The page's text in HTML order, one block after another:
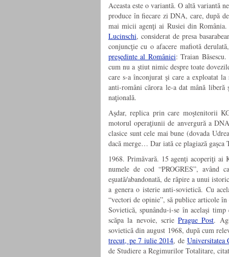
Aceasta este o variantă. O altă variantă
produce în fiecare zi DNA, care, după
mai micii agenţi ai Rusiei din
Lucinschi, considerat de presa
conjuncţie cu o afacere mafiotă
preşedinte al României: Traian
cum nu a ştiut nimic despre toate
care s-a înconjurat şi care a exploatat
anti-români cărora le-a dat mână
naţională.
Aşdar, replica prin care moştenitorii
motorul operaţiunii de anvergură a
clasice sunt cele mai bune (dovada
dacă merge… Dar iată ce plagiază gaşca
1968. Primăvară. 15 agenţi acoperiţi
numele de cod “PROGRES”, având
eşuată/abandonată, de răpire a unui
a genera o isterie anti-sovietică. Cu
“vectori de opinie”, să publice articole
Sovietică, spunându-i-se în acelaşi
scăpa la nevoie, scriePrague Post.
sovietică din august 1968, după cum
trecut, pe 7 iulie 2014, de Universitatea
de Studiere a Regimurilor Totalitare,